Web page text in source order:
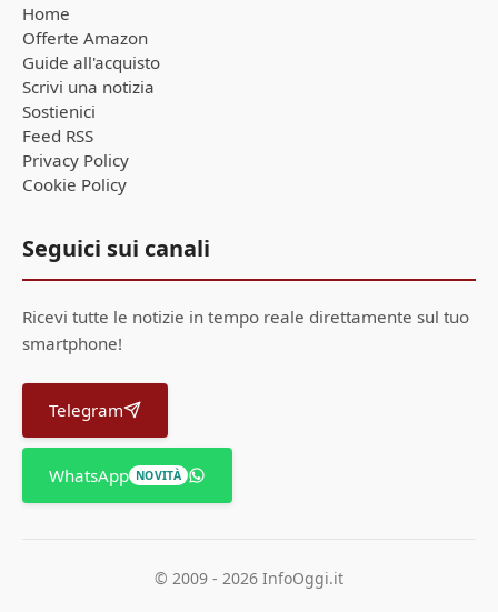
Home
Offerte Amazon
Guide all'acquisto
Scrivi una notizia
Sostienici
Feed RSS
Privacy Policy
Cookie Policy
Seguici sui canali
Ricevi tutte le notizie in tempo reale direttamente sul tuo
smartphone!
Telegram
WhatsApp NOVITÀ
© 2009 - 2026 InfoOggi.it